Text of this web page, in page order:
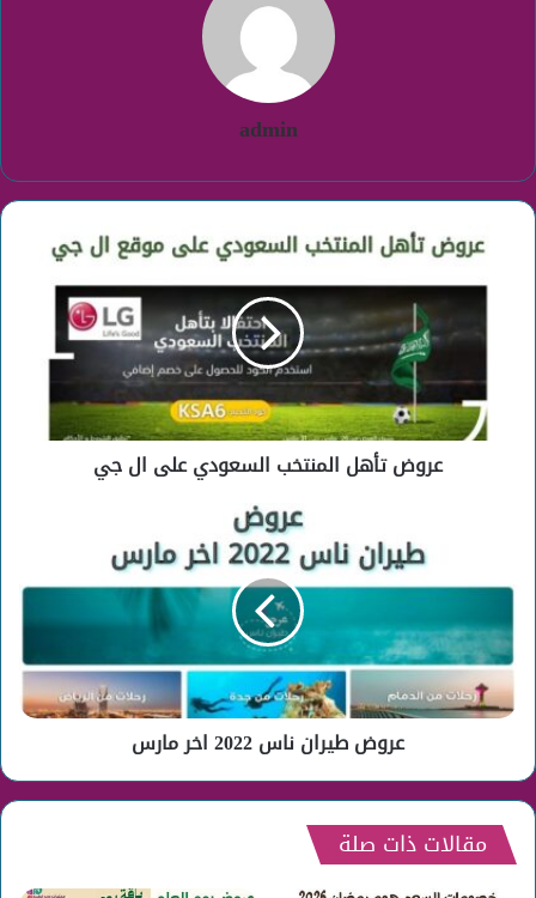
admin
عروض
تأهل
المنتخب
عروض تأهل المنتخب السعودي على ال جي
2022
مارس
عروض طيران ناس 2022 اخر مارس
مقالات ذات صلة